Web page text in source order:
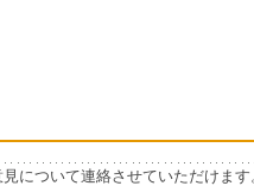
について連絡させていただけま